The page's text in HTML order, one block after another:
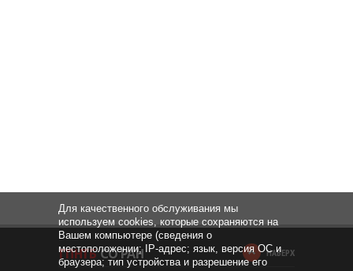
НАВЕРХ
Для качественного обслуживания мы
используем cookies, которые сохраняются на
Вашем компьютере (сведения о
местоположении; IP-адрес; язык, версия ОС и
браузера; тип устройства и разрешение его